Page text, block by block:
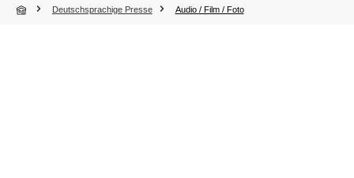
Deutschsprachige Presse Audio / Film / Foto